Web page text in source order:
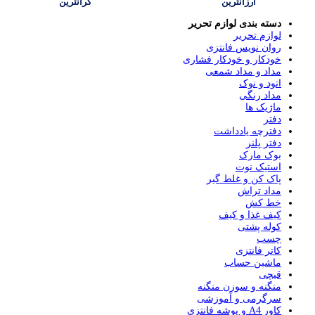
دسته بندی لوازم تحریر
لوازم تحریر
روان نویس فانتزی
خودکار و خودکار فشاری
مداد و مداد شمعی
اتود و نوک
مداد رنگی
ماژیک ها
دفتر
دفترچه یادداشت
دفتر پلنر
بوک مارک
استیک نوت
پاک کن و غلط گیر
مداد تراش
خط کش
کیف غذا و کیف
کوله پشتی
چسب
کاتر فانتزی
ماشین حساب
قیچی
منگنه و سوزن منگنه
سرگرمی و آموزشی
کاور A4 و پوشه فانتزی